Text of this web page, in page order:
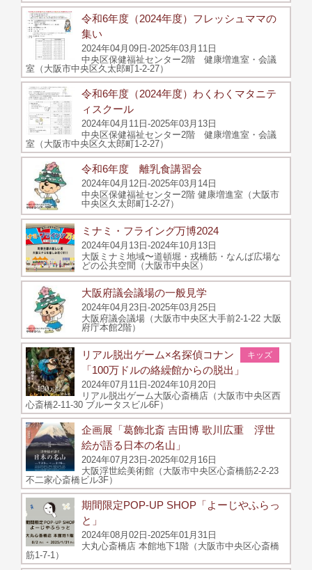
令和6年度（2024年度）フレッシュママの
集い
2024年04月09日-2025年03月11日
中央区保健福祉センター2階 健康増進室・会議
室（大阪市中央区久太郎町1-2-27）
令和6年度（2024年度）わくわくマタニテ
ィスクール
2024年04月11日-2025年03月13日
中央区保健福祉センター2階 健康増進室・会議
室（大阪市中央区久太郎町1-2-27）
令和6年度 離乳食講習会
2024年04月12日-2025年03月14日
中央区保健福祉センター2階 健康増進室（大阪市
中央区久太郎町1-2-27）
ミナミ・フライング万博2024
2024年04月13日-2024年10月13日
⼤阪ミナミ地域〜道頓堀・戎橋筋・なんば広場な
どの公共空間（大阪市中央区）
大阪府議会議場の一般見学
2024年04月23日-2025年03月25日
大阪府議会議場（大阪市中央区大手前2-1-22 大阪
府庁本館2階）
キッズ
リアル脱出ゲーム×名探偵コナン
「100万ドルの絡繰館からの脱出」
2024年07月11日-2024年10月20日
リアル脱出ゲーム大阪心斎橋店（大阪市中央区西
心斎橋2-11-30 ブルータスビル6F）
企画展「葛飾北斎 吉田博 歌川広重 浮世
絵が語る日本の名山」
2024年07月23日-2025年02月16日
大阪浮世絵美術館（大阪市中央区心斎橋筋2-2-23
不二家心斎橋ビル3F）
期間限定POP-UP SHOP「よーじやふらっ
と」
2024年08月02日-2025年01月31日
大丸心斎橋店 本館地下1階（大阪市中央区心斎橋
筋1-7-1）